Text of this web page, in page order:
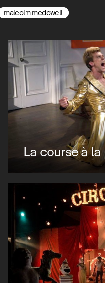
malcolm mcdowell
La course à